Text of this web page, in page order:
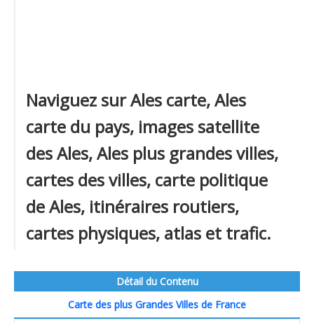
Naviguez sur Ales carte, Ales
carte du pays, images satellite
des Ales, Ales plus grandes villes,
cartes des villes, carte politique
de Ales, itinéraires routiers,
cartes physiques, atlas et trafic.
Détail du Contenu
Carte des plus Grandes Villes de France